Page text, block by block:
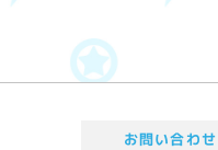
お問い合わせ